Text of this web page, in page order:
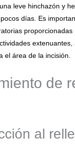
leve hinchazón y
días. Es
el área de la incisión.
de
al